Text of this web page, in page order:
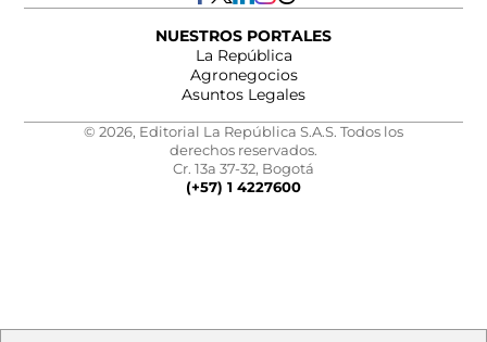
NUESTROS PORTALES
La República
Agronegocios
Asuntos Legales
© 2026, Editorial La República S.A.S. Todos los
derechos reservados.
Cr. 13a 37-32, Bogotá
(+57) 1 4227600